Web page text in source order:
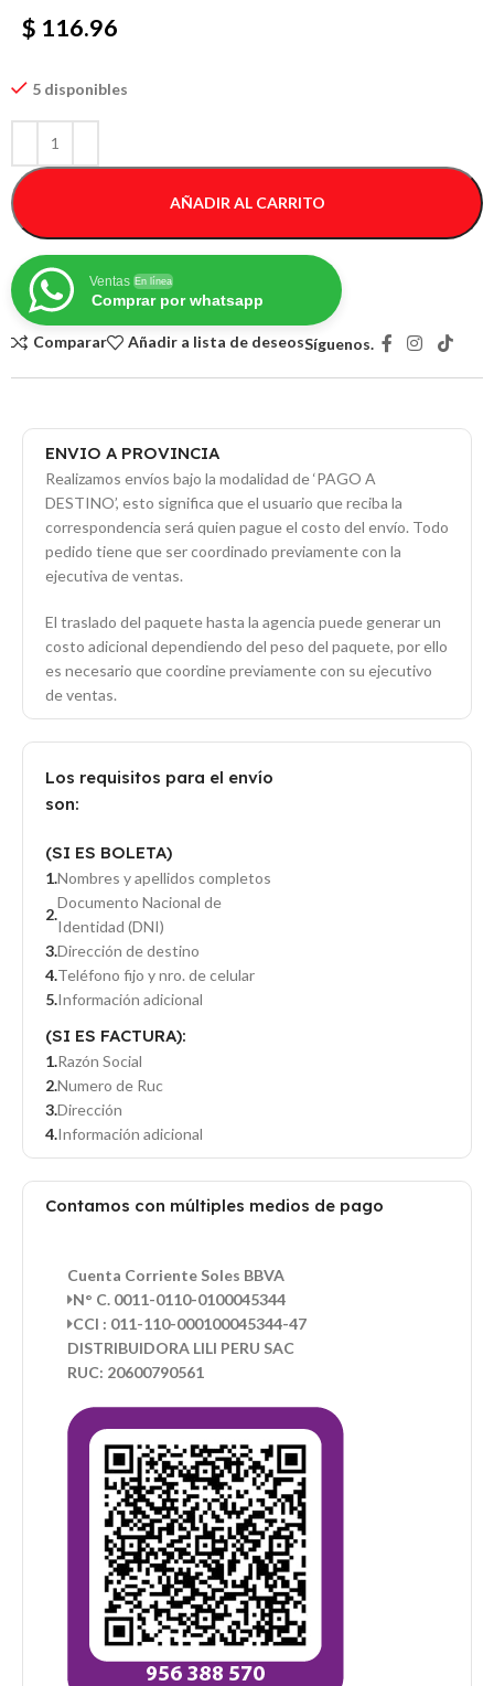
$ 116.96
5 disponibles
AÑADIR AL CARRITO
Ventas En línea
Comprar por whatsapp
Comparar Añadir a lista de deseosSíguenos.
ENVIO A PROVINCIA
Realizamos envíos bajo la modalidad de ‘PAGO A
DESTINO’, esto significa que el usuario que reciba la
correspondencia será quien pague el costo del envío. Todo
pedido tiene que ser coordinado previamente con la
ejecutiva de ventas.
El traslado del paquete hasta la agencia puede generar un
costo adicional dependiendo del peso del paquete, por ello
es necesario que coordine previamente con su ejecutivo
de ventas.
Los requisitos para el envío
son:
(SI ES BOLETA)
Nombres y apellidos completos
Documento Nacional de
Identidad (DNI)
Dirección de destino
Teléfono fijo y nro. de celular
Información adicional
(SI ES FACTURA):
Razón Social
Numero de Ruc
Dirección
Información adicional
Contamos con múltiples medios de pago
Cuenta Corriente Soles BBVA
N° C. 0011-0110-0100045344
CCI : 011-110-000100045344-47
DISTRIBUIDORA LILI PERU SAC
RUC: 20600790561